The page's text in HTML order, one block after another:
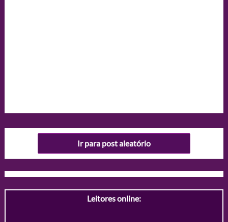
Ir para post aleatório
Leitores online: